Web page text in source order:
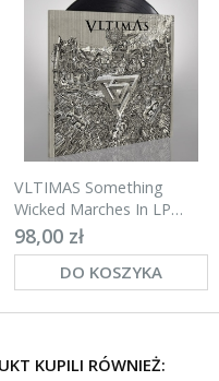
VLTIMAS Something
Wicked Marches In LP
(BLACK)
98,00 zł
DO KOSZYKA
KUPILI RÓWNIEŻ: